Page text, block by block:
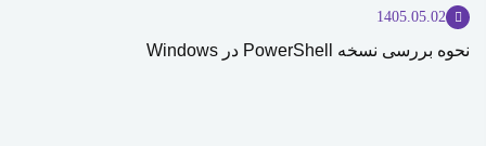
1405.05.02
نحوه بررسی نسخه PowerShell در Windows